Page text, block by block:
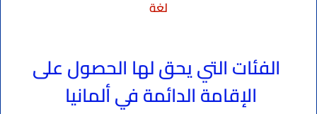
لغة
الفئات التي يحق لها الحصول على
الإقامة الدائمة في ألمانيا